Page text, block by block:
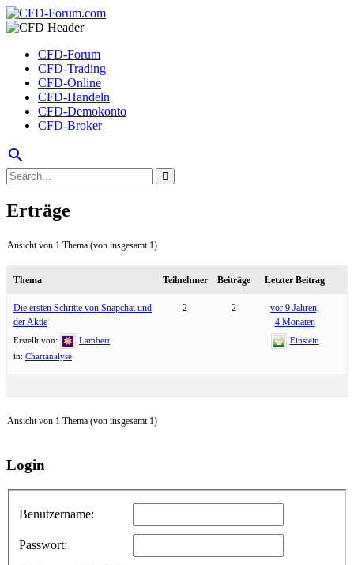
CFD-Forum
CFD-Trading
CFD-Online
CFD-Handeln
CFD-Demokonto
CFD-Broker
search
Erträge
Ansicht von 1 Thema (von insgesamt 1)
Thema Teilnehmer Beiträge Letzter Beitrag
Die ersten Schritte von Snapchat und
der Aktie
Erstellt von:
Lambert
in: Chartanalyse
2 2
vor 9 Jahren,
4 Monaten
Einstein
Ansicht von 1 Thema (von insgesamt 1)
Login
Benutzername:
Passwort: